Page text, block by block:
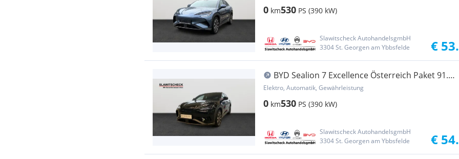
0 km530 PS (390 kW)
Slawitscheck AutohandelsgmbH
3304 St. Georgen am Ybbsfelde
€
BYD Sealion 7 Excellence Österreich Paket 91.5
kWh AWD
Elektro, Automatik, Gewährleistung
0 km530 PS (390 kW)
Slawitscheck AutohandelsgmbH
3304 St. Georgen am Ybbsfelde
€